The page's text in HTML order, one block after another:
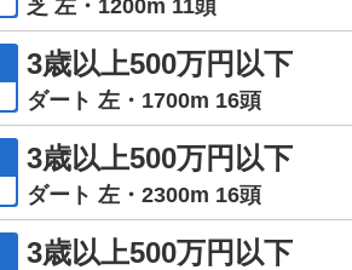
芝 左・1200m 11頭
3歳以上500万円以下
ダート 左・1700m 16頭
3歳以上500万円以下
ダート 左・2300m 16頭
3歳以上500万円以下